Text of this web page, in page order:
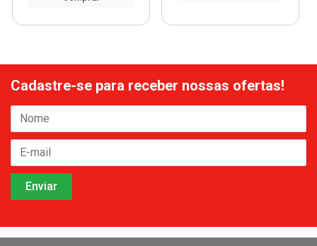
Cadastre-se para receber nossas ofertas!